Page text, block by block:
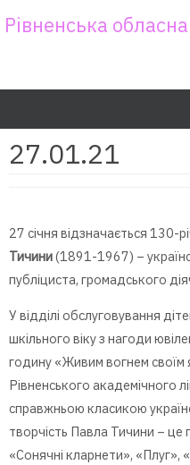
toРівненська
27.01.21
27 січня відзначається 130-
Тичини(1891-1967) –
публіциста, громадського
У відділі обслуговування
шкільного віку з нагоди
годину «Живим вогнем своїм
Рівненського академічного
справжньою класикою
творчість Павла Тичини – це
«Сонячні кларнети», «Плуг»,